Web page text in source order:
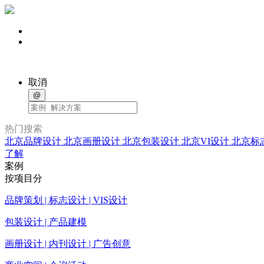
取消
@
热门搜索
北京品牌设计 北京画册设计 北京包装设计 北京VI设计 北京标
了解
案例
按项目分
品牌策划 | 标志设计 | VIS设计
包装设计 | 产品建模
画册设计 | 内刊设计 | 广告创意